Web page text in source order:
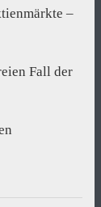
–
Fall der